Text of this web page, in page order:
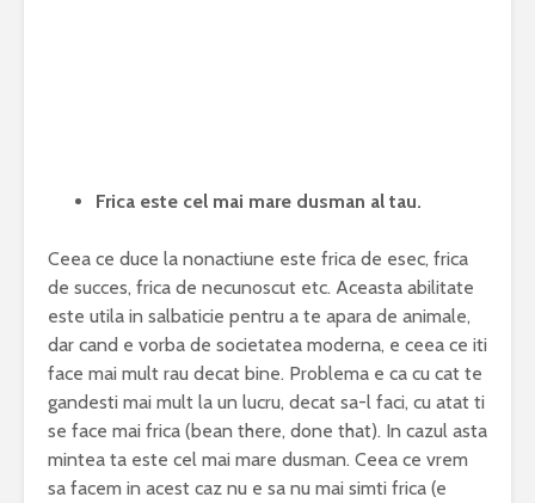
Frica este cel mai mare dusman al tau.
Ceea ce duce la nonactiune este frica de esec, frica
de succes, frica de necunoscut etc. Aceasta abilitate
este utila in salbaticie pentru a te apara de animale,
dar cand e vorba de societatea moderna, e ceea ce iti
face mai mult rau decat bine. Problema e ca cu cat te
gandesti mai mult la un lucru, decat sa-l faci, cu atat ti
se face mai frica (bean there, done that). In cazul asta
mintea ta este cel mai mare dusman. Ceea ce vrem
sa facem in acest caz nu e sa nu mai simti frica (e